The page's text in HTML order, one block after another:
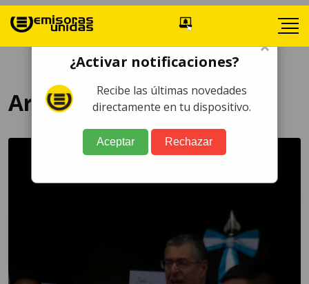
Arévalo
×
¿Activar notificaciones?
Recibe las últimas novedades
directamente en tu dispositivo.
Aceptar Rechazar